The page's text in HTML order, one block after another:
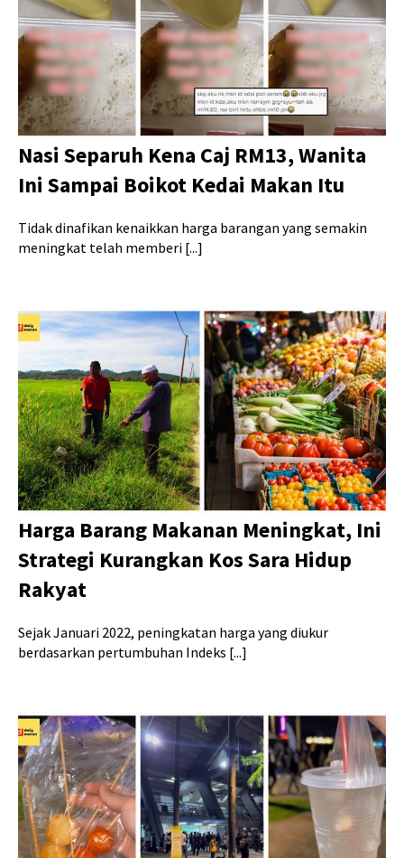
Nasi Separuh Kena Caj RM13, Wanita
Ini Sampai Boikot Kedai Makan Itu
Tidak dinafikan kenaikkan harga barangan yang semakin
meningkat telah memberi [...]
Harga Barang Makanan Meningkat, Ini
Strategi Kurangkan Kos Sara Hidup
Rakyat
Sejak Januari 2022, peningkatan harga yang diukur
berdasarkan pertumbuhan Indeks [...]